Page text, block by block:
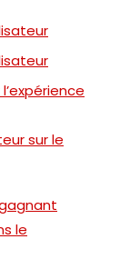
sur le
le